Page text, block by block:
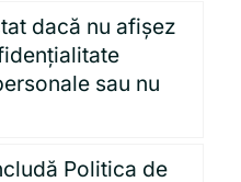
dacă nu afișez
sau nu
Politica de